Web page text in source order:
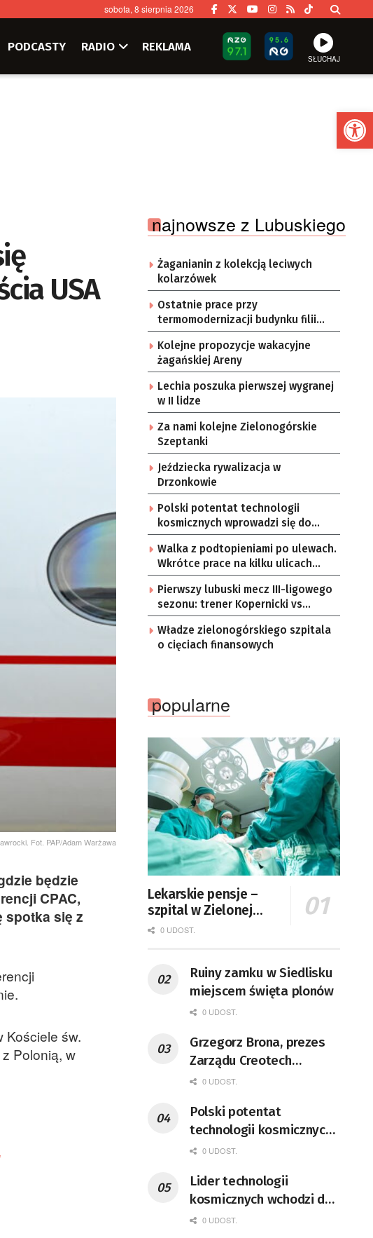
sobota, 8 sierpnia 2026
PODCASTY RADIO REKLAMA
SŁUCHAJ
USA
Fot. PAP/Adam Warżawa
będzie
CPAC,
spotka się z
Kościele św.
Polonią, w
najnowsze z Lubuskiego
Żaganianin z kolekcją leciwych
kolarzówek
Ostatnie prace przy
termomodernizacji budynku filii
przedszkola Bajka
Kolejne propozycje wakacyjne
żagańskiej Areny
Lechia poszuka pierwszej wygranej
w II lidze
Za nami kolejne Zielonogórskie
Szeptanki
Jeździecka rywalizacja w
Drzonkowie
Polski potentat technologii
kosmicznych wprowadzi się do
Zielonej Góry
Walka z podtopieniami po ulewach.
Wkrótce prace na kilku ulicach
Gorzowa
Pierwszy lubuski mecz III-ligowego
sezonu: trener Kopernicki vs
starzy znajomi
Władze zielonogórskiego szpitala
o cięciach finansowych
popularne
Lekarskie pensje –
szpital w Zielonej
Górze podaje dane
0 UDOST.
Ruiny zamku w Siedlisku
miejscem święta plonów
0 UDOST.
Grzegorz Brona, prezes
Zarządu Creotech
Instruments S.A. Fizyk,
pracownik CERN w
Genewie, przedsiębiorca i
nauczyciel akademicki,
fizycznych, koordynator
Rady Sektorowej ds.
Kompetencji Przemysłu
0 UDOST.
Polski potentat
technologii kosmicznych
wprowadzi się do Zielonej
0 UDOST.
Lider technologii
kosmicznych wchodzi do
Lubuskiego
0 UDOST.